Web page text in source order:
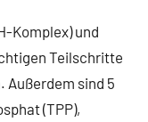
Komplex) und
Teilschritte
Außerdem sind 5
(TPP),